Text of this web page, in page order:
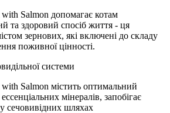
Salmon допомагає котам
та здоровий спосіб життя - ця
зернових, які включені до складу
поживної цінності.
системи
Salmon містить оптимальний
мінералів, запобігає
сечовивідних шляхах